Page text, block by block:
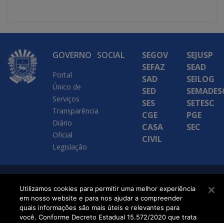
GOVERNO
Portal
Único de
Serviços
Transparência
Diário
Oficial
Legislação
SOCIAL
SEGOV
SEFAZ
SAD
SED
SES
CGE
CASA
CIVIL
SEJUSP
SEAD
SEILOG
SETESC
PGE
SEC
SETDIG | Secretaria-
Executiva de
Transformação Digital
Utilizamos cookies para permitir uma melhor experiência
em nosso website e para nos ajudar a compreender
quais informações são mais úteis e relevantes para
você. Conforme Decreto Estadual 15.572/2020 que trata